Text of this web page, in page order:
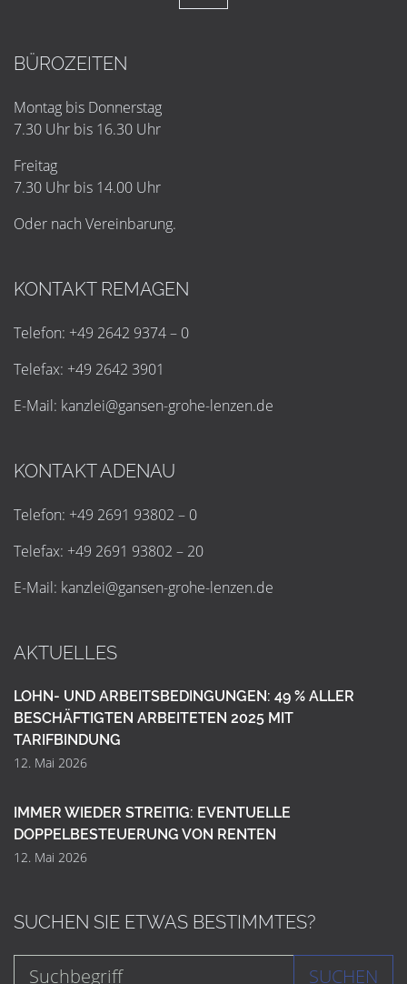
BÜROZEITEN
Montag bis Donnerstag
7.30 Uhr bis 16.30 Uhr
Freitag
7.30 Uhr bis 14.00 Uhr
Oder nach Vereinbarung.
KONTAKT REMAGEN
Telefon: +49 2642 9374 – 0
Telefax: +49 2642 3901
E-Mail: kanzlei@gansen-grohe-lenzen.de
KONTAKT ADENAU
Telefon: +49 2691 93802 – 0
Telefax: +49 2691 93802 – 20
E-Mail: kanzlei@gansen-grohe-lenzen.de
AKTUELLES
LOHN- UND ARBEITSBEDINGUNGEN: 49 % ALLER
BESCHÄFTIGTEN ARBEITETEN 2025 MIT
TARIFBINDUNG
12. Mai 2026
IMMER WIEDER STREITIG: EVENTUELLE
DOPPELBESTEUERUNG VON RENTEN
12. Mai 2026
SUCHEN SIE ETWAS BESTIMMTES?
SUCHEN